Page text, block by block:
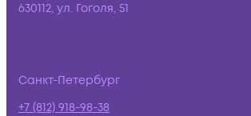
630112, ул. Гоголя, 51
Санкт-Петербург
+7 (812) 918-98-38